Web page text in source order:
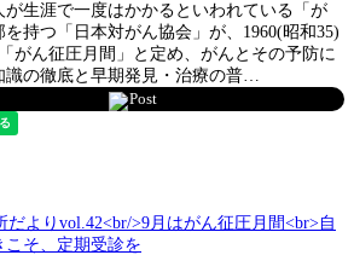
が生涯で一度はかかるといわれている「が
持つ「日本対がん協会」が、1960(昭和35)
がん征圧月間」と定め、がんとその予防に
識の徹底と早期発見・治療の普…
Post